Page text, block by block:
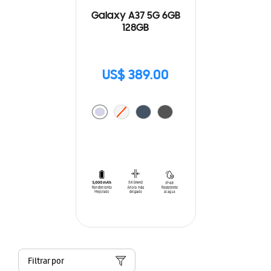
Galaxy A37 5G 6GB
128GB
US$ 389.00
Filtrar por